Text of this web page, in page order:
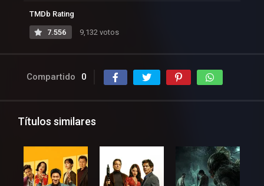
TMDb Rating
7.556 9,132 votos
Compartido 0
Títulos similares